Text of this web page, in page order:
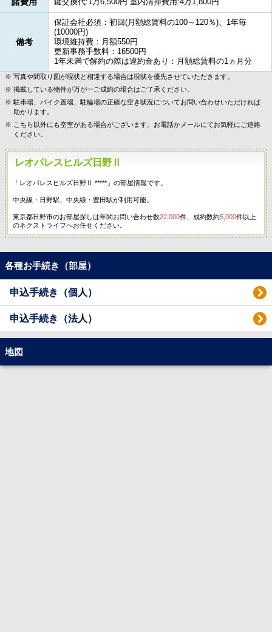
備考
保証会社必須：初回(月額総賃料の100～120％)、1年毎
(10000円)
環境維持費：月額550円
更新事務手数料：16500円
1年未満で解約の際は違約金あり：月額総賃料の1ヵ月分
写真や間取り図が現状と相違する場合は現状を優先させていただきます。
掲載している物件が万が一ご成約の場合はご了承ください。
駐車場、バイク置場、駐輪場の正確な空き状況についてお問い合わせいただければ
助かります。
こちら以外にも空室がある場合がございます。お電話かメールにてお気軽にご連絡
ください。
レオパレスヒルズ日野Ⅱ
「レオパレスヒルズ日野Ⅱ *****」の部屋情報です。
中央線・日野駅、中央線・豊田駅が利用可能。
東京都日野市のお部屋探しは年間お問い合わせ数22,000件、成約数約5,000件以上
のネクストライフへお任せください。
各種お手続き（部屋）
申込手続き（個人）
申込手続き（法人）
地図